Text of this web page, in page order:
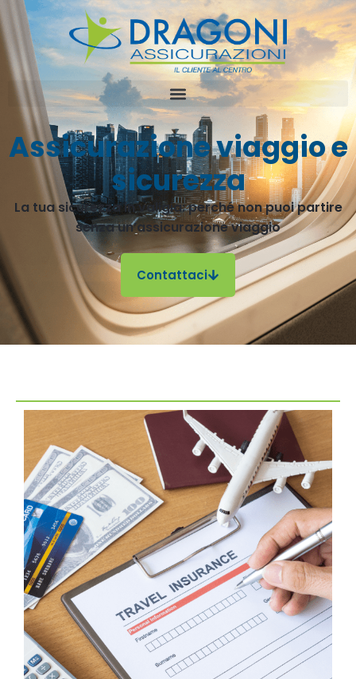
Assicurazione viaggio e
sicurezza
La tua sicurezza in valigia: perché non puoi partire
senza un’assicurazione viaggio
Contattaci